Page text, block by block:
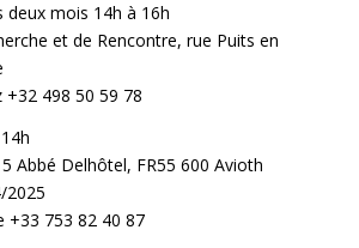
mois 14h à 16h
et de Rencontre, rue Puits en
+32 498 50 59 78
Abbé Delhôtel, FR55 600 Avioth
2025
+33 753 82 40 87